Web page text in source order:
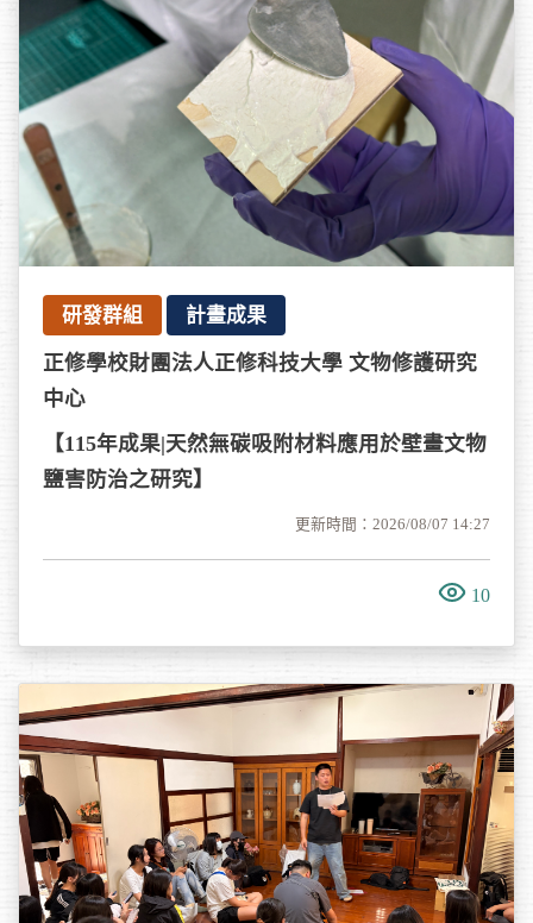
研發群組 計畫成果
正修學校財團法人正修科技大學 文物修護研究
中心
【115年成果|天然無碳吸附材料應用於壁畫文物
鹽害防治之研究】
更新時間：2026/08/07 14:27
10